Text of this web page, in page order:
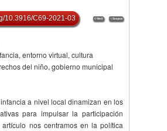
10.3916/C69-2021-03
entorno virtual, cultura
del niño, gobierno municipal
a nivel local dinamizan en los
para impulsar la participación
nos centramos en la política